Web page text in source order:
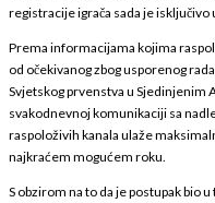
registracije igrača sada je isključivo
Prema informacijama kojima
od očekivanog zbog usporenog
Svjetskog prvenstva u Sjedinjenim
svakodnevnoj komunikaciji sa
raspoloživih kanala ulaže
najkraćem mogućem roku.
S obzirom na to da je postupak bio